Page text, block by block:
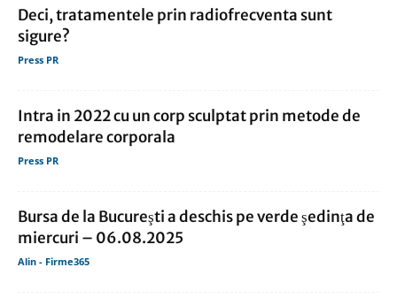
Deci, tratamentele prin radiofrecventa sunt
sigure?
Press PR
Intra in 2022 cu un corp sculptat prin metode de
remodelare corporala
Press PR
Bursa de la Bucureşti a deschis pe verde şedinţa de
miercuri – 06.08.2025
Alin - Firme365